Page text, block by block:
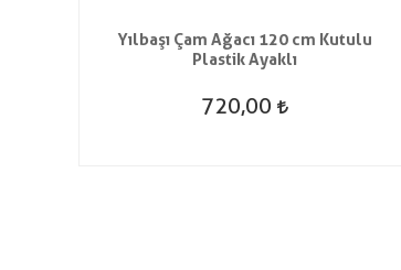
Yılbaşı Çam Ağacı 120 cm Kutulu
Plastik Ayaklı
720,00